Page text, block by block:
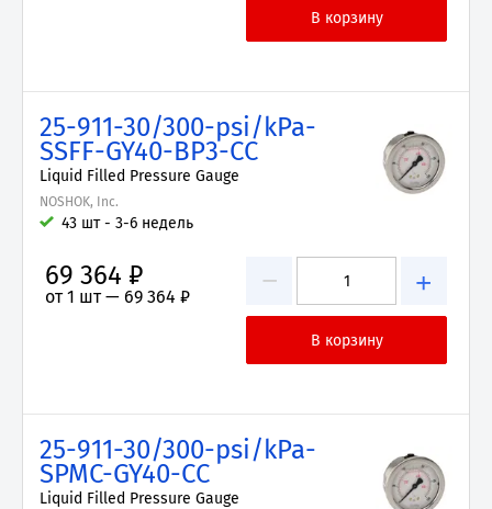
25-911-30/300-psi/kPa-
SSFF-GY40-BP3-CC
Liquid Filled Pressure Gauge
NOSHOK, Inc.
43 шт - 3-6 недель
− +
69 364 ₽
от 1 шт — 69 364 ₽
25-911-30/300-psi/kPa-
SPMC-GY40-CC
Liquid Filled Pressure Gauge